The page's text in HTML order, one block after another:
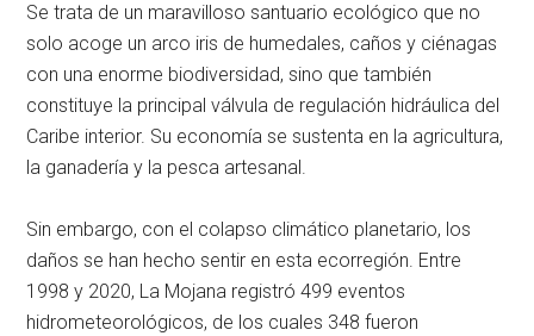
Se trata de un maravilloso santuario ecológico que no
solo acoge un arco iris de humedales, caños y ciénagas
con una enorme biodiversidad, sino que también
constituye la principal válvula de regulación hidráulica del
Caribe interior. Su economía se sustenta en la agricultura,
la ganadería y la pesca artesanal.
Sin embargo, con el colapso climático planetario, los
daños se han hecho sentir en esta ecorregión. Entre
1998 y 2020, La Mojana registró 499 eventos
hidrometeorológicos, de los cuales 348 fueron